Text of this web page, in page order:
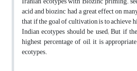
acid and biozinc had a great effect on
that if the goal of cultivation is to achieve
Indian ecotypes should be used; But if
highest percentage of oil, it is
ecotypes.